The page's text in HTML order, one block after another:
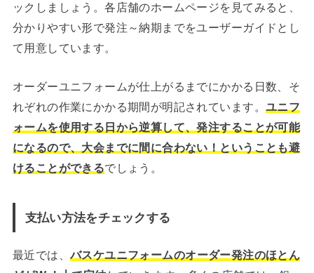
ックしましょう。各店舗のホームページを見てみると、
分かりやすい形で発注～納期までをユーザーガイドとし
て用意しています。
オーダーユニフォームが仕上がるまでにかかる日数、そ
れぞれの作業にかかる期間が明記されています。 ユニフ
ォームを使用する日から逆算して、発注することが可能
になるので、大会までに間に合わない！ということも避
けることができるでしょう。
支払い方法をチェックする
最近では、 バスケユニフォームのオーダー発注のほとん